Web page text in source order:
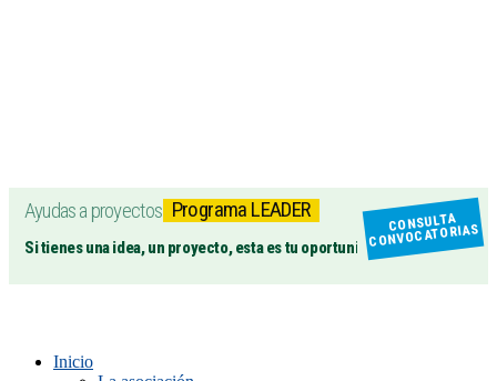
Ayudas a proyectos Programa LEADER
Si tienes una idea, un proyecto, esta es tu oportunidad
CONSULTA
CONVOCATORIAS
Inicio